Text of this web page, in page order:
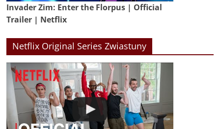
Invader Zim: Enter the Florpus | Official
Trailer | Netflix
Netflix Original Series Zwiastuny